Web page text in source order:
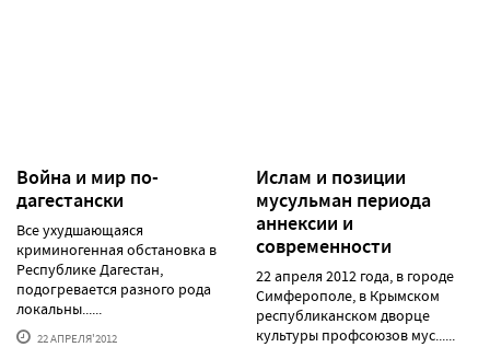
Война и мир по-
дагестански
Все ухудшающаяся
криминогенная обстановка в
Республике Дагестан,
подогревается разного рода
локальны......
22 АПРЕЛЯ'2012
Ислам и позиции
мусульман периода
аннексии и
современности
22 апреля 2012 года, в городе
Симферополе, в Крымском
республиканском дворце
культуры профсоюзов мус......